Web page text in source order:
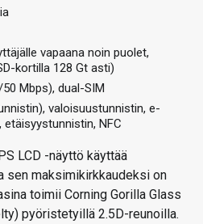
vapaana noin puolet,
kortilla 128 Gt asti)
Mbps), dual-SIM
valoisuustunnistin, e-
NFC
LCD -näyttö käyttää
sen maksimikirkkaudeksi on
toimii Corning Gorilla Glass
pyöristetyillä 2.5D-reunoilla.